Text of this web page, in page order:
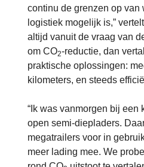
continu de grenzen op van
logistiek mogelijk is,”
altijd vanuit de vraag van
om CO2-reductie, dan
praktische oplossingen:
kilometers, en steeds
“Ik was vanmorgen bij een
open semi-diepladers.
megatrailers voor in
meer lading mee. We